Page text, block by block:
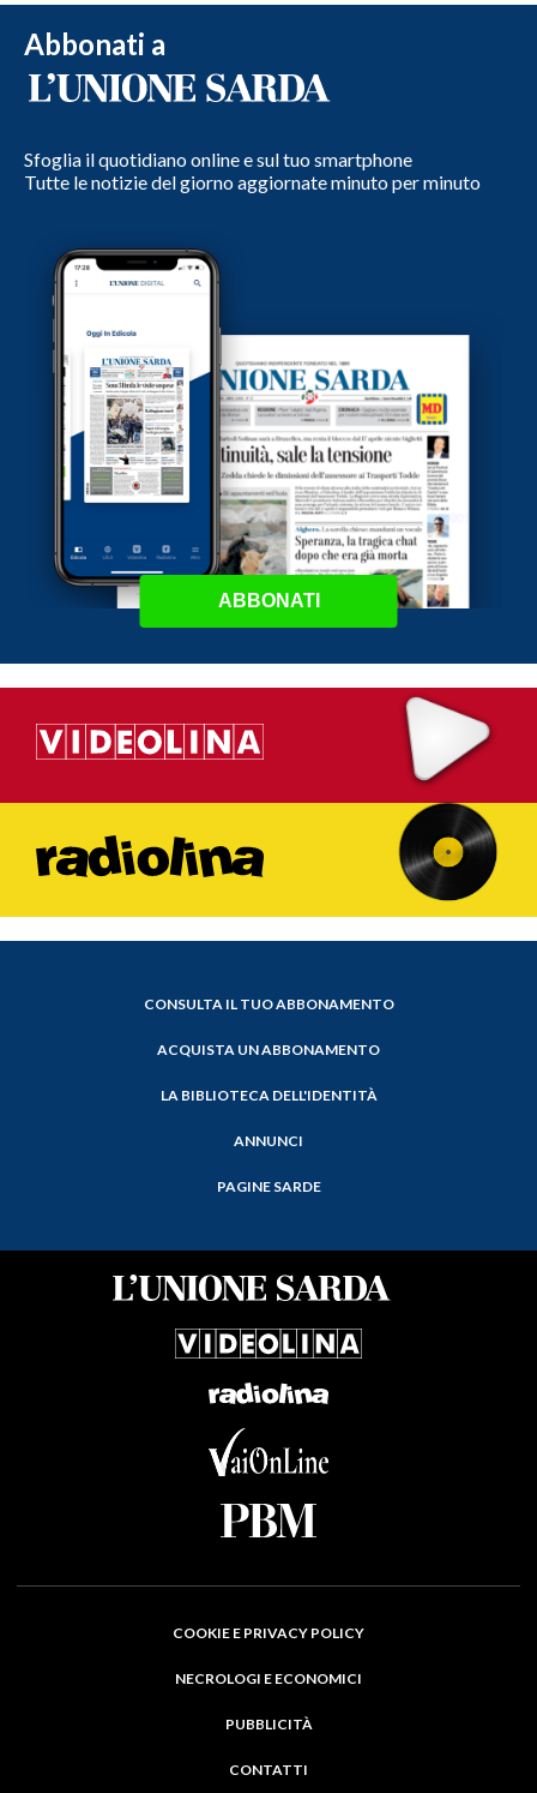
Abbonati a
Sfoglia il quotidiano online e sul tuo smartphone
Tutte le notizie del giorno aggiornate minuto per minuto
ABBONATI
CONSULTA IL TUO ABBONAMENTO
ACQUISTA UN ABBONAMENTO
LA BIBLIOTECA DELL'IDENTITÀ
ANNUNCI
PAGINE SARDE
COOKIE E PRIVACY POLICY
NECROLOGI E ECONOMICI
PUBBLICITÀ
CONTATTI